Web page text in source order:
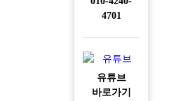
4701
유튜브
바로가기